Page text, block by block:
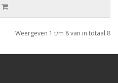
Weergeven 1 t/m 8 van in totaal 8